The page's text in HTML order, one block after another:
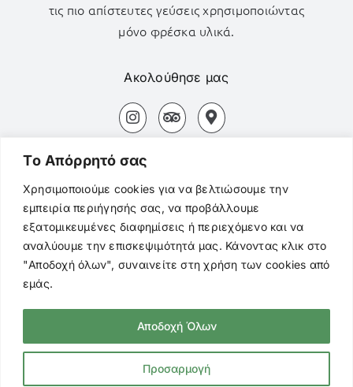
Tο Aπόρρητό σας
Χρησιμοποιούμε cookies για να βελτιώσουμε την
εμπειρία περιήγησής σας, να προβάλλουμε
εξατομικευμένες διαφημίσεις ή περιεχόμενο και να
αναλύουμε την επισκεψιμότητά μας. Κάνοντας κλικ στο
"Αποδοχή όλων", συναινείτε στη χρήση των cookies από
εμάς.
Προσαρμογή
Αποδοχή Όλων
τις πιο απίστευτες γεύσεις χρησιμοποιώντας
μόνο φρέσκα υλικά.
Ακολούθησε μας
Αδάμας Μήλος Τ.Κ. 84800
+30694 827 3154
+3022870 22494
mentor.adamas@gmail.com
© Copyright2026 Mentor Cafe. All Rights
Reserved |Πολιτική Προστασίας